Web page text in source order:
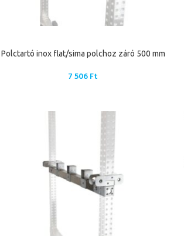
Polctartó inox flat/sima polchoz záró 500 mm
7 506Ft